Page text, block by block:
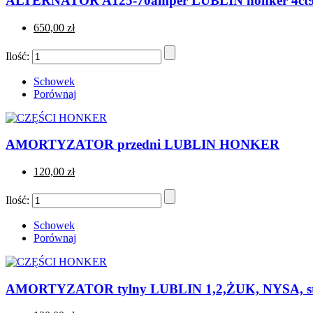
650,00 zł
Ilość:
Schowek
Porównaj
AMORTYZATOR przedni LUBLIN HONKER
120,00 zł
Ilość:
Schowek
Porównaj
AMORTYZATOR tylny LUBLIN 1,2,ŻUK, NYSA,